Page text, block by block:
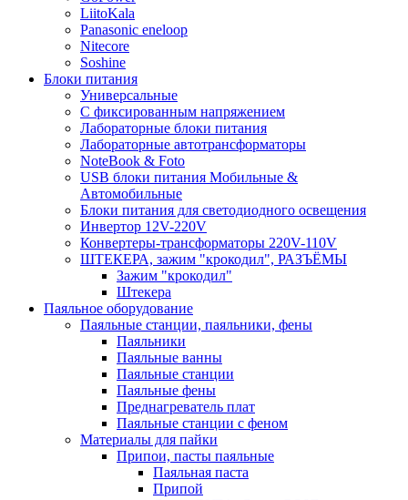
LiitoKala
Panasonic eneloop
Nitecore
Soshine
Блоки питания
Универсальные
C фиксированным напряжением
Лабораторные блоки питания
Лабораторные автотрансформаторы
NoteBook & Foto
USB блоки питания Мобильные &
Автомобильные
Блоки питания для светодиодного освещения
Инвертор 12V-220V
Конвертеры-трансформаторы 220V-110V
ШТЕКЕРА, зажим "крокодил", РАЗЪЁМЫ
Зажим "крокодил"
Штекера
Паяльное оборудование
Паяльные станции, паяльники, фены
Паяльники
Паяльные ванны
Паяльные станции
Паяльные фены
Преднагреватель плат
Паяльные станции с феном
Материалы для пайки
Припои, пасты паяльные
Паяльная паста
Припой